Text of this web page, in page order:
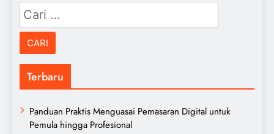
Cari
untuk:
Terbaru
Panduan Praktis Menguasai Pemasaran Digital untuk
Pemula hingga Profesional